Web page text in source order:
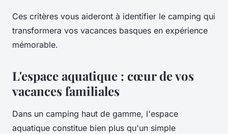
Ces critères vous aideront à identifier le camping qui
transformera vos vacances basques en expérience
mémorable.
L'espace aquatique : cœur de vos
vacances familiales
Dans un camping haut de gamme, l'espace
aquatique constitue bien plus qu'un simple